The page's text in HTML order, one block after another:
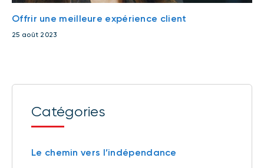
Offrir une meilleure expérience client
25 août 2023
Catégories
Le chemin vers l’indépendance